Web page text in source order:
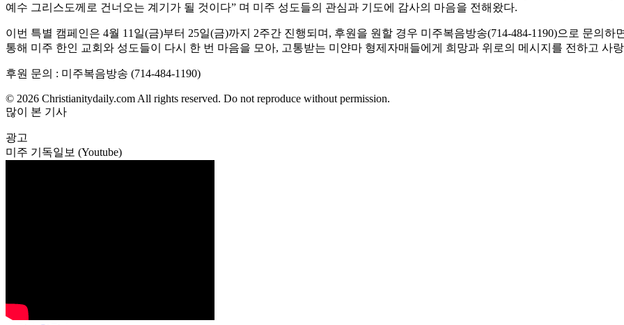
예수 그리스도께로 건너오는 계기가 될 것이다” 며 미주 성도들의 관심과 기도에 감사의 마음을 전해왔다.
이번 특별 캠페인은 4월 11일(금)부터 25일(금)까지 2주간 진행되며, 후원을 원할 경우 미주복음방송(714-484-1190)으로 문의
통해 미주 한인 교회와 성도들이 다시 한 번 마음을 모아, 고통받는 미얀마 형제자매들에게 희망과 위로의 메시지를 전하고 사
후원 문의 : 미주복음방송 (714-484-1190)
© 2026 Christianitydaily.com All rights reserved. Do not reproduce without permission.
많이 본 기사
광고
미주 기독일보 (Youtube)